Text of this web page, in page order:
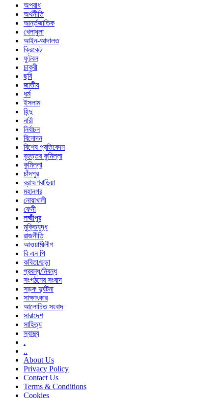
অপরাধ
অর্থনীতি
আর্ন্তজাতিক
খেলাধুলা
আইন-আদালত
ক্রিকেট
ফুটবল
চাকুরী
ছবি
জাতীয়
ধর্ম
ইসলাম
হিন্দু
নারী
নির্বাচন
বিনোদন
বিশেষ প্রতিবেদন
বৃহত্তর কুমিল্লা
কুমিল্লা
চাঁদপুর
ব্রাহ্মণবাড়িয়া
মহানগর
নোয়াখালী
ফেনী
লক্ষ্মীপুর
মুক্তিযুদ্ধ
রাজনীতি
আওয়ামীলীগ
বি এন পি
কবিতা/ছড়া
প্রবন্ধ/নিবন্ধ
সংগঠনের সংবাদ
সড়ক দুর্ঘটনা
সাক্ষাৎকার
আলোচিত সংবাদ
সারাদেশ
সাহিত্য
স্বাস্থ্য
.
..
About Us
Privacy Policy
Contact Us
Terms & Conditions
Cookies